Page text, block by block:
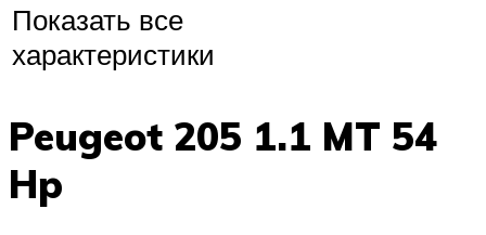
Показать все
характеристики
Peugeot 205 1.1 MT 54
Hp